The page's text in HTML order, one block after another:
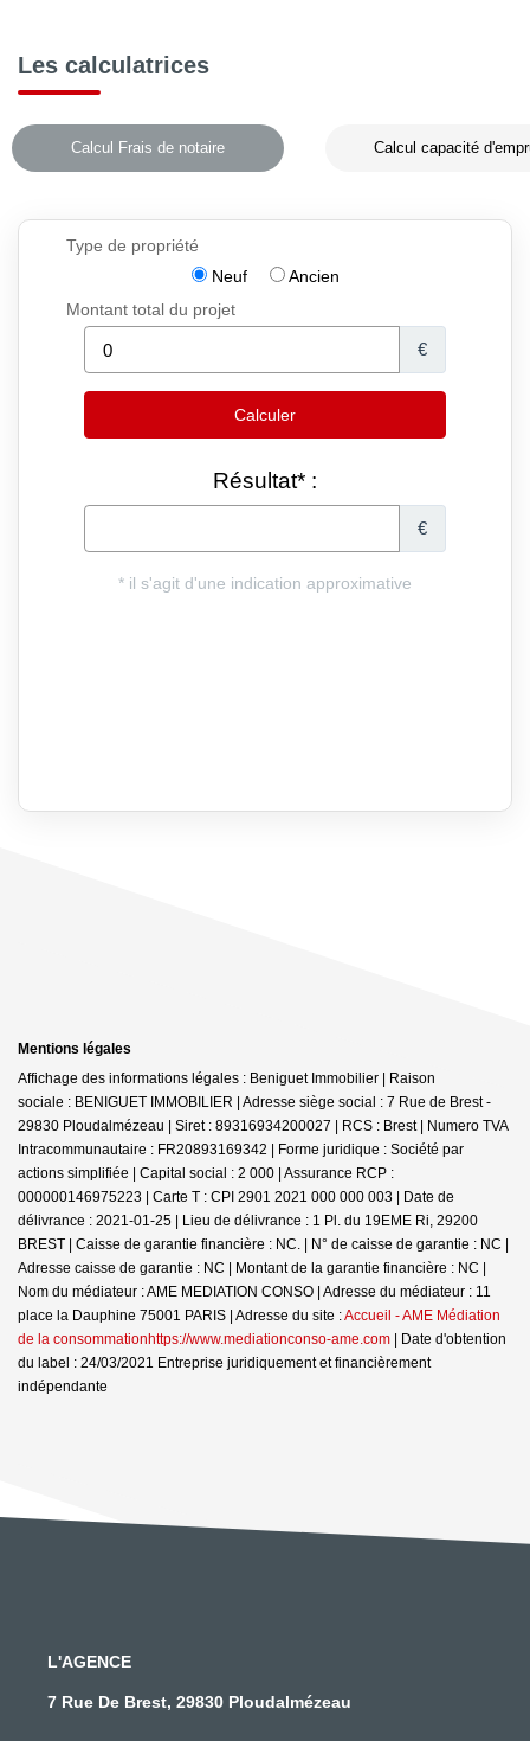
Les calculatrices
Calcul Frais de notaire Calcul capacité
Mentions légales
Affichage des informations légales : Beniguet Immobilier | Raison
sociale : BENIGUET IMMOBILIER | Adresse siège social : 7 Rue de Brest -
29830 Ploudalmézeau | Siret : 89316934200027 | RCS : Brest | Numero TVA
Intracommunautaire : FR20893169342 | Forme juridique : Société par
actions simplifiée | Capital social : 2 000 | Assurance RCP :
000000146975223 | Carte T : CPI 2901 2021 000 000 003 | Date de
délivrance : 2021-01-25 | Lieu de délivrance : 1 Pl. du 19EME Ri, 29200
BREST | Caisse de garantie financière : NC. | N° de caisse de garantie : NC |
Adresse caisse de garantie : NC | Montant de la garantie financière : NC |
Nom du médiateur : AME MEDIATION CONSO | Adresse du médiateur : 11
place la Dauphine 75001 PARIS | Adresse du site :Accueil - AME Médiation
de la consommationhttps://www.mediationconso-ame.com | Date d'obtention
du label : 24/03/2021 Entreprise juridiquement et financièrement
indépendante
L'AGENCE
7 Rue De Brest, 29830 Ploudalmézeau